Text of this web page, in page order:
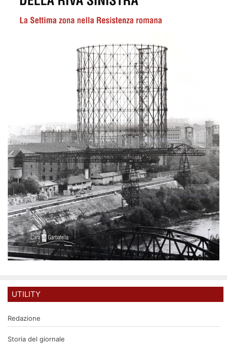
UTILITY
Redazione
Storia del giornale